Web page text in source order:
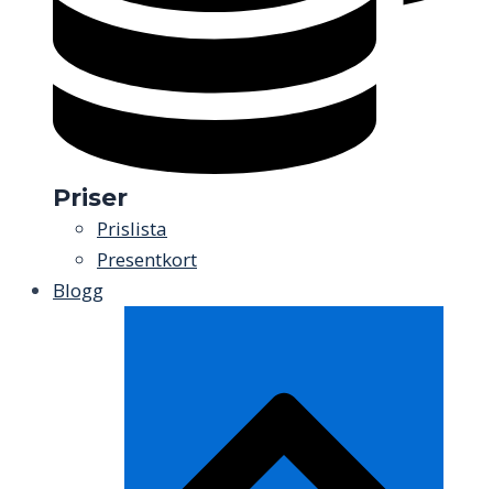
Priser
Prislista
Presentkort
Blogg